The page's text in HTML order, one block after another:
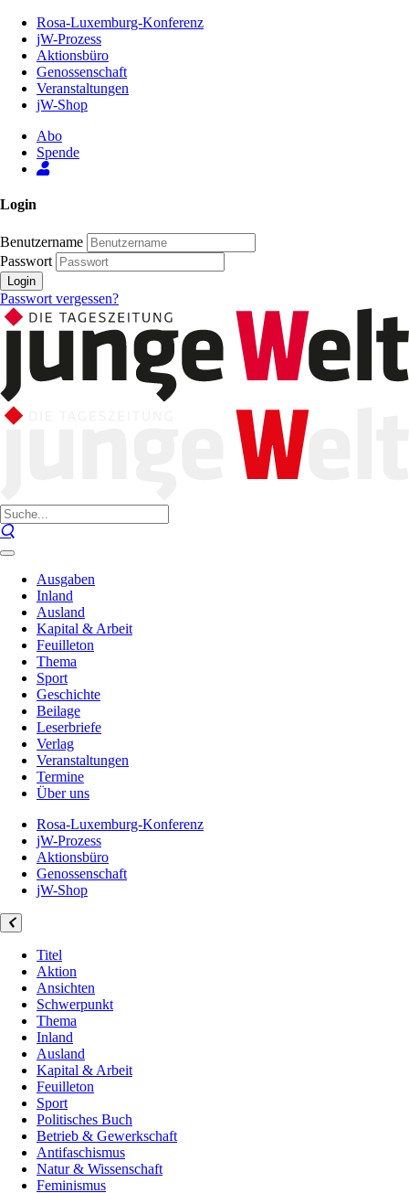
Inhalt
Seite
Rosa-Luxemburg-Konferenz
jW-Prozess
Aktionsbüro
Genossenschaft
Veranstaltungen
jW-Shop
Abo
Spende
Login
Benutzername
Passwort
Login
Passwort vergessen?
Ausgaben
Inland
Ausland
Kapital & Arbeit
Feuilleton
Thema
Sport
Geschichte
Beilage
Leserbriefe
Verlag
Veranstaltungen
Termine
Über uns
Rosa-Luxemburg-Konferenz
jW-Prozess
Aktionsbüro
Genossenschaft
jW-Shop
Titel
Aktion
Ansichten
Schwerpunkt
Thema
Inland
Ausland
Kapital & Arbeit
Feuilleton
Sport
Politisches Buch
Betrieb & Gewerkschaft
Antifaschismus
Natur & Wissenschaft
Feminismus